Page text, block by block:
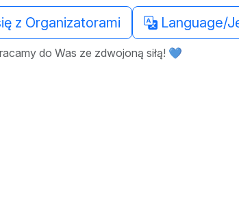
z Organizatorami Language/
do Was ze zdwojoną siłą! 💙